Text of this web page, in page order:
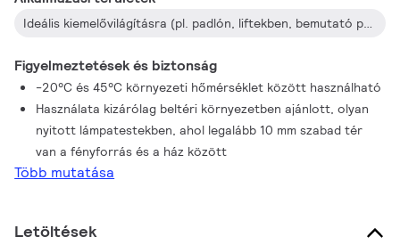
Ideális kiemelővilágításra (pl. padlón, liftekben, bemutató polcokon, állványokon) szállodákban, kórházakban, üzletekben, múzeumokban.
Figyelmeztetések és biztonság
-20°C és 45°C környezeti hőmérséklet között használható
Használata kizárólag beltéri környezetben ajánlott, olyan
nyitott lámpatestekben, ahol legalább 10 mm szabad tér
van a fényforrás és a ház között
Több mutatása
Letöltések